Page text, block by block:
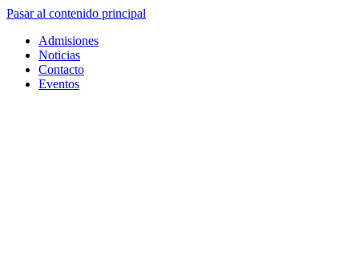
Pasar al contenido principal
Admisiones
Noticias
Contacto
Eventos